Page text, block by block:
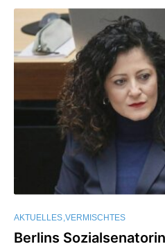
AKTUELLES VERMISCHTES
Berlins